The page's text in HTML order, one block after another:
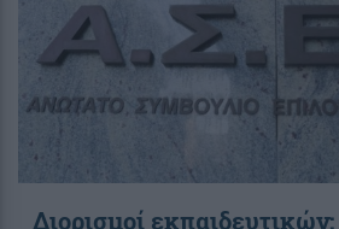
Διορισμοί